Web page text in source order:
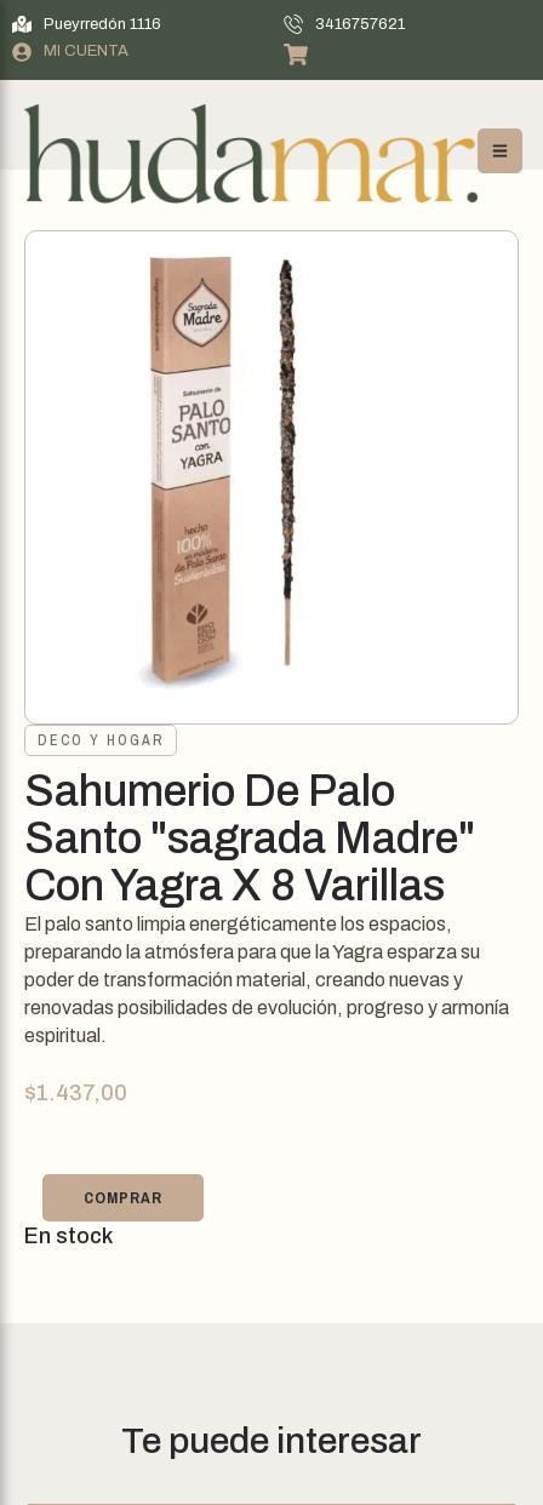
Pueyrredón 1116
3416757621
MI CUENTA
DECO Y HOGAR
Sahumerio De Palo
Santo "sagrada Madre"
Con Yagra X 8 Varillas
El palo santo limpia energéticamente los espacios,
preparando la atmósfera para que la Yagra esparza su
poder de transformación material, creando nuevas y
renovadas posibilidades de evolución, progreso y armonía
espiritual.
$1.437,00
COMPRAR
En stock
Te puede interesar